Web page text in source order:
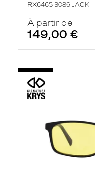
RX6465 3086 JACK
À partir de
149,00 €